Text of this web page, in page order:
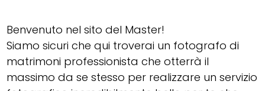
Benvenuto nel sito del Master!
Siamo sicuri che qui troverai un fotografo di
matrimoni professionista che otterrà il
massimo da se stesso per realizzare un servizio